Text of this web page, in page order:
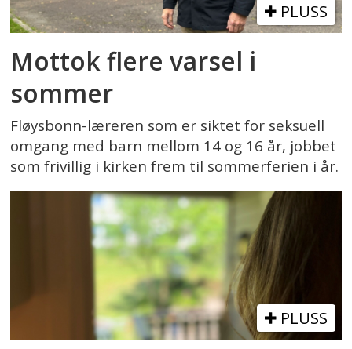
PLUSS
Mottok flere varsel i
sommer
Fløysbonn-læreren som er siktet for seksuell
omgang med barn mellom 14 og 16 år, jobbet
som frivillig i kirken frem til sommerferien i år.
PLUSS